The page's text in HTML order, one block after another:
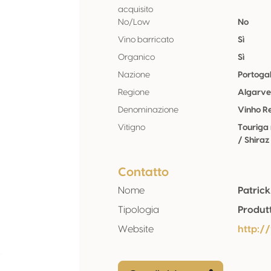
acquisito
No/Low No
Vino barricato Sì
Organico Sì
Nazione
Regione Algarve
Denominazione Vinho
Vitigno
Touriga
/ Shiraz
Contatto
Nome
Tipologia
Website
http://